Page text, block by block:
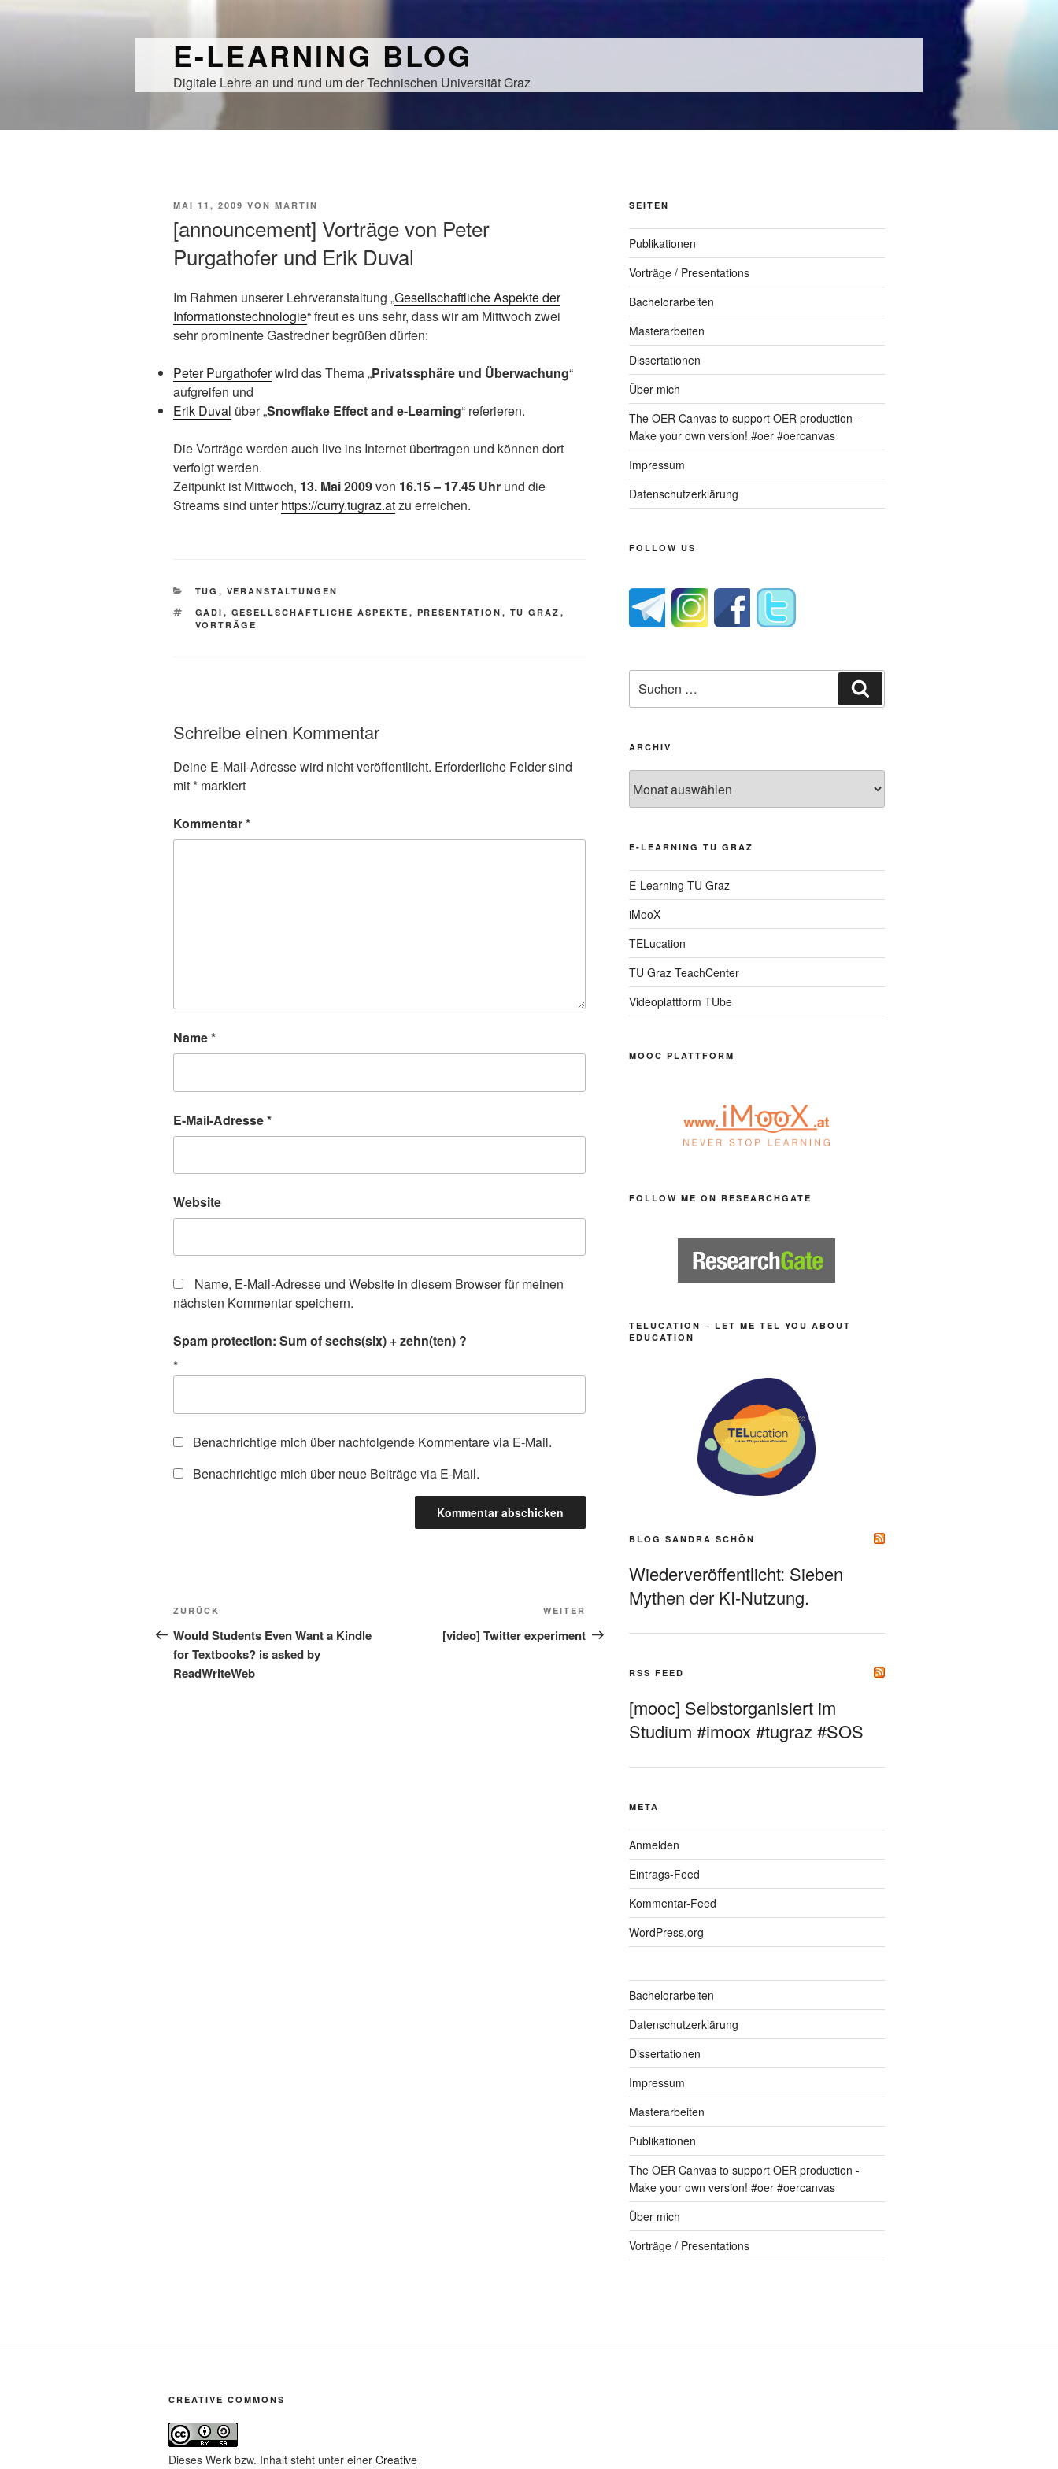
E-LEARNING BLOG
Digitale Lehre an und rund um der Technischen Universität Graz
VERÖFFENTLICHT
MAI 11, 2009 VON MARTIN
[announcement] Vorträge von Peter
Purgathofer und Erik Duval
Im Rahmen unserer Lehrveranstaltung „Gesellschaftliche Aspekte der
Informationstechnologie“ freut es uns sehr, dass wir am Mittwoch zwei
sehr prominente Gastredner begrüßen dürfen:
Peter Purgathoferwird das Thema „Privatssphäre und Überwachung“
aufgreifen und
Erik Duval über „Snowflake Effect and e-Learning“ referieren.
Die Vorträge werden auch live ins Internet übertragen und können dort
verfolgt werden.
Zeitpunkt ist Mittwoch, 13. Mai 2009von 16.15 – 17.45 Uhr und die
Streams sind unterhttps://curry.tugraz.atzu erreichen.
KATEGORIEN
TUG , VERANSTALTUNGEN
SCHLAGWÖRTER
GADI , GESELLSCHAFTLICHE ASPEKTE , PRESENTATION , TU GRAZ ,
VORTRÄGE
Schreibe einen Kommentar
Deine E-Mail-Adresse wird nicht veröffentlicht. Erforderliche Felder sind
mit* markiert
Kommentar*
Name*
E-Mail-Adresse*
Website
Name, E-Mail-Adresse und Website in diesem Browser für meinen
nächsten Kommentar speichern.
Spam protection: Sum of sechs(six) + zehn(ten) ?
*
Benachrichtige mich über nachfolgende Kommentare via E-Mail.
Benachrichtige mich über neue Beiträge via E-Mail.
Beitragsnavigation
Vorheriger
Beitrag
ZURÜCK
Would Students Even Want a Kindle
for Textbooks? is asked by
ReadWriteWeb
Beitrag
WEITER
[video] Twitter experiment
SEITEN
Publikationen
Vorträge / Presentations
Bachelorarbeiten
Masterarbeiten
Dissertationen
Über mich
The OER Canvas to support OER production –
Make your own version! #oer #oercanvas
Impressum
Datenschutzerklärung
FOLLOW US
nach:
ARCHIV
E-LEARNING TU GRAZ
E-Learning TU Graz
iMooX
TELucation
TU Graz TeachCenter
Videoplattform TUbe
MOOC PLATTFORM
FOLLOW ME ON RESEARCHGATE
TELUCATION – LET ME TEL YOU ABOUT
EDUCATION
BLOG SANDRA SCHÖN
Wiederveröffentlicht: Sieben
Mythen der KI-Nutzung.
RSS FEED
[mooc] Selbstorganisiert im
Studium #imoox #tugraz #SOS
META
Anmelden
Eintrags-Feed
Kommentar-Feed
WordPress.org
Bachelorarbeiten
Datenschutzerklärung
Dissertationen
Impressum
Masterarbeiten
Publikationen
The OER Canvas to support OER production -
Make your own version! #oer #oercanvas
Über mich
Vorträge / Presentations
CREATIVE COMMONS
Dieses Werk bzw. Inhalt steht unter einer Creative